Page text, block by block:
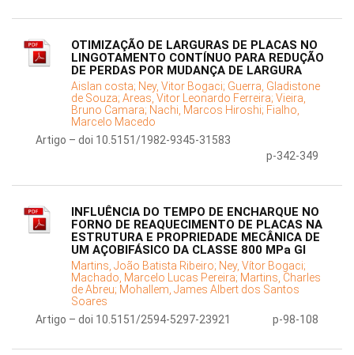
OTIMIZAÇÃO DE LARGURAS DE PLACAS NO
LINGOTAMENTO CONTÍNUO PARA REDUÇÃO
DE PERDAS POR MUDANÇA DE LARGURA
Aislan costa; Ney, Vitor Bogaci; Guerra, Gladistone
de Souza; Areas, Vitor Leonardo Ferreira; Vieira,
Bruno Camara; Nachi, Marcos Hiroshi; Fialho,
Marcelo Macedo
Artigo – doi 10.5151/1982-9345-31583
p-342-349
INFLUÊNCIA DO TEMPO DE ENCHARQUE NO
FORNO DE REAQUECIMENTO DE PLACAS NA
ESTRUTURA E PROPRIEDADE MECÂNICA DE
UM AÇOBIFÁSICO DA CLASSE 800 MPa GI
Martins, João Batista Ribeiro; Ney, Vítor Bogaci;
Machado, Marcelo Lucas Pereira; Martins, Charles
de Abreu; Mohallem, James Albert dos Santos
Soares
Artigo – doi 10.5151/2594-5297-23921
p-98-108